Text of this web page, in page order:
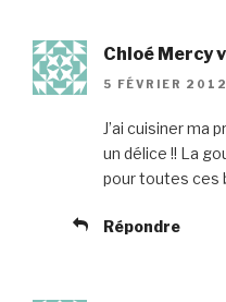
Chloé Mercy
5 FÉVRIER
J’ai cuisiner ma
un délice !! La
pour toutes ces
Répondre